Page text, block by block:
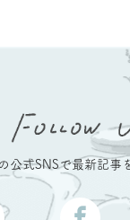
公式SNSで最新記事